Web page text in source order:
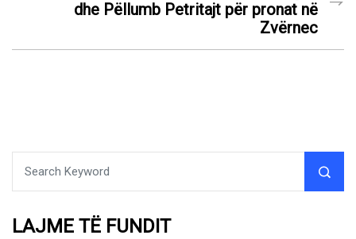
dhe Pëllumb Petritajt për pronat në
Zvërnec
LAJME TË FUNDIT